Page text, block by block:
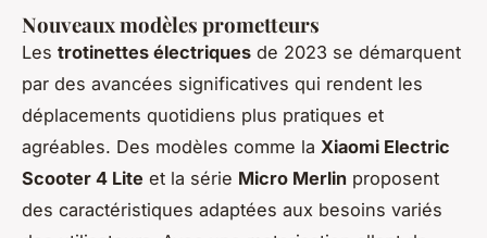
Nouveaux modèles prometteurs
Les trotinettes électriques de 2023 se démarquent
par des avancées significatives qui rendent les
déplacements quotidiens plus pratiques et
agréables. Des modèles comme la Xiaomi Electric
Scooter 4 Lite et la série Micro Merlin proposent
des caractéristiques adaptées aux besoins variés